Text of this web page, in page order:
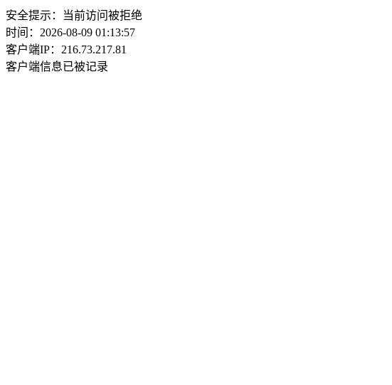
安全提示：当前访问被拒绝
时间：2026-08-09 01:13:57
客户端IP：216.73.217.81
客户端信息已被记录